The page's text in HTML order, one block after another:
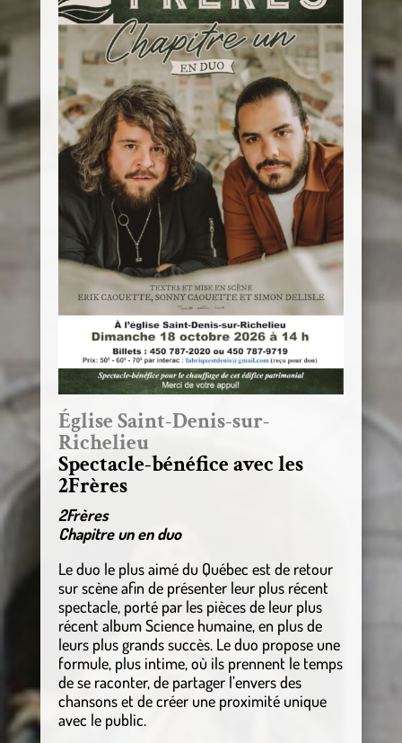
Église Saint-Denis-sur-
Richelieu
Spectacle-bénéfice avec les
2Frères
2Frères
Chapitre un en duo
Le duo le plus aimé du Québec est de retour
sur scène afin de présenter leur plus récent
spectacle, porté par les pièces de leur plus
récent album Science humaine, en plus de
leurs plus grands succès. Le duo propose une
formule, plus intime, où ils prennent le temps
de se raconter, de partager l’envers des
chansons et de créer une proximité unique
avec le public.